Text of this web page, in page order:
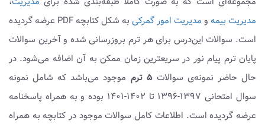
مدیریت بیمه و مدیریت امور گمرکی
به شکل کتابچه PDF عرضه گردیده
است. سوالات این‌درس برای هر ترم بروزرسانی شده و آخرین سوالات
پایان ترم پیام نور در سریعترین زمان ممکن به آن اضافه می‌شود. در
حال حاضر نمونه‌ی سوالات۵ ترم
موجود می‌باشد که شامل نمونه
سوال امتحانی ۱۳۹۷-۱۳۹۶ تا ۱۴۰۲-۱۴۰۱ بوده و به همراه پاسخنامه
عرضه گردیده است. اطلاعات کامل سوالات موجود در کتابچه به همراه